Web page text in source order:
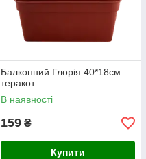
Балконний Глорія 40*18см
теракот
В наявності
159 ₴
Купити